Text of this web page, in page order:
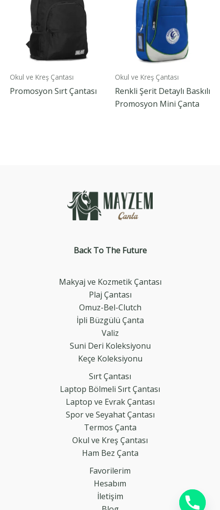
Okul ve Kreş Çantası
Promosyon Sırt Çantası
Okul ve Kreş Çantası
Renkli Şerit Detaylı Baskılı
Promosyon Mini Çanta
Back To The Future
Makyaj ve Kozmetik Çantası
Plaj Çantası
Omuz-Bel-Clutch
İpli Büzgülü Çanta
Valiz
Suni Deri Koleksiyonu
Keçe Koleksiyonu
Sırt Çantası
Laptop Bölmeli Sırt Çantası
Laptop ve Evrak Çantası
Spor ve Seyahat Çantası
Termos Çanta
Okul ve Kreş Çantası
Ham Bez Çanta
Favorilerim
Hesabım
İletişim